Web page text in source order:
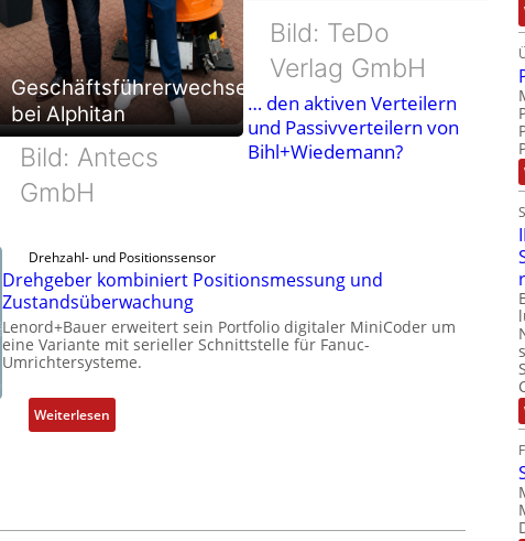
Geschäftsführerwechsel
bei Alphitan
Bild: Antecs
GmbH
Bild: TeDo
Verlag GmbH
… den aktiven Verteilern
und Passivverteilern von
Bihl+Wiedemann?
Drehzahl- und Positionssensor
Drehgeber kombiniert Positionsmessung und
Zustandsüberwachung
Lenord+Bauer erweitert sein Portfolio digitaler MiniCoder um
eine Variante mit serieller Schnittstelle für Fanuc-
Umrichtersysteme.
Weiterlesen:
D
g